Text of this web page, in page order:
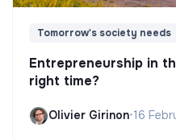
Tomorrow's society needs
Entrepreneurship in
right time?
Olivier Girinon•16